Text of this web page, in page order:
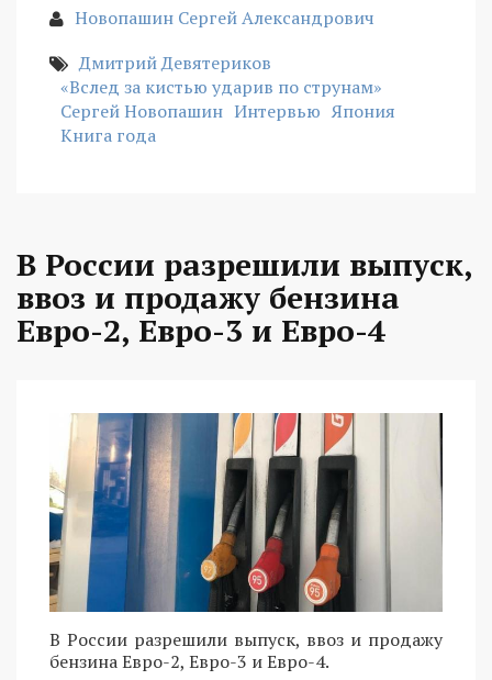
Новопашин Сергей Александрович
Дмитрий Девятериков
«Вслед за кистью ударив по струнам»
Сергей Новопашин Интервью Япония
Книга года
В России разрешили выпуск,
ввоз и продажу бензина
Евро-2, Евро-3 и Евро-4
В России разрешили выпуск, ввоз и продажу
бензина Евро-2, Евро-3 и Евро-4.